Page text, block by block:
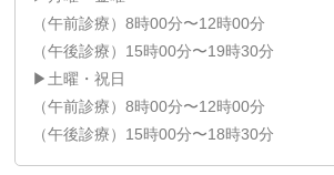
（午前診療）8時00分〜12時00分
（午後診療）15時00分〜19時30分
▶土曜・祝日
（午前診療）8時00分〜12時00分
（午後診療）15時00分〜18時30分